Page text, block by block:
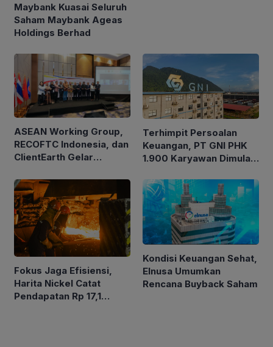
Maybank Kuasai Seluruh
Saham Maybank Ageas
Holdings Berhad
ASEAN Working Group,
RECOFTC Indonesia, dan
ClientEarth Gelar
untuk Memperkuat Tata
Kelola Perhutanan Sosial
Terhimpit Persoalan
Keuangan, PT GNI PHK
1.900 Karyawan Dimulai
Fokus Jaga Efisiensi,
Harita Nickel Catat
Pendapatan Rp 17,1
Kondisi Keuangan Sehat,
Elnusa Umumkan
Rencana Buyback Saham